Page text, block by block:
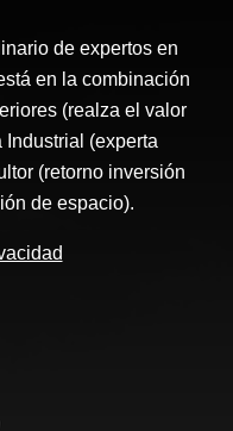
de expertos en
en la combinación
(realza el valor
(experta
(retorno inversión
de espacio).